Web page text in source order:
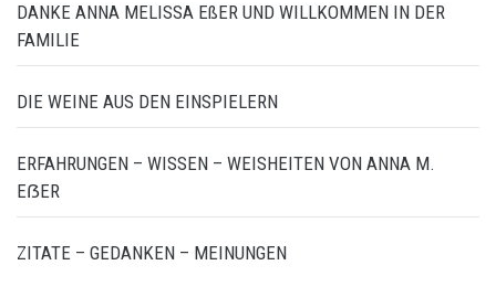
DANKE ANNA MELISSA EßER UND WILLKOMMEN IN DER
FAMILIE
DIE WEINE AUS DEN EINSPIELERN
ERFAHRUNGEN – WISSEN – WEISHEITEN VON ANNA M.
EẞER
ZITATE – GEDANKEN – MEINUNGEN